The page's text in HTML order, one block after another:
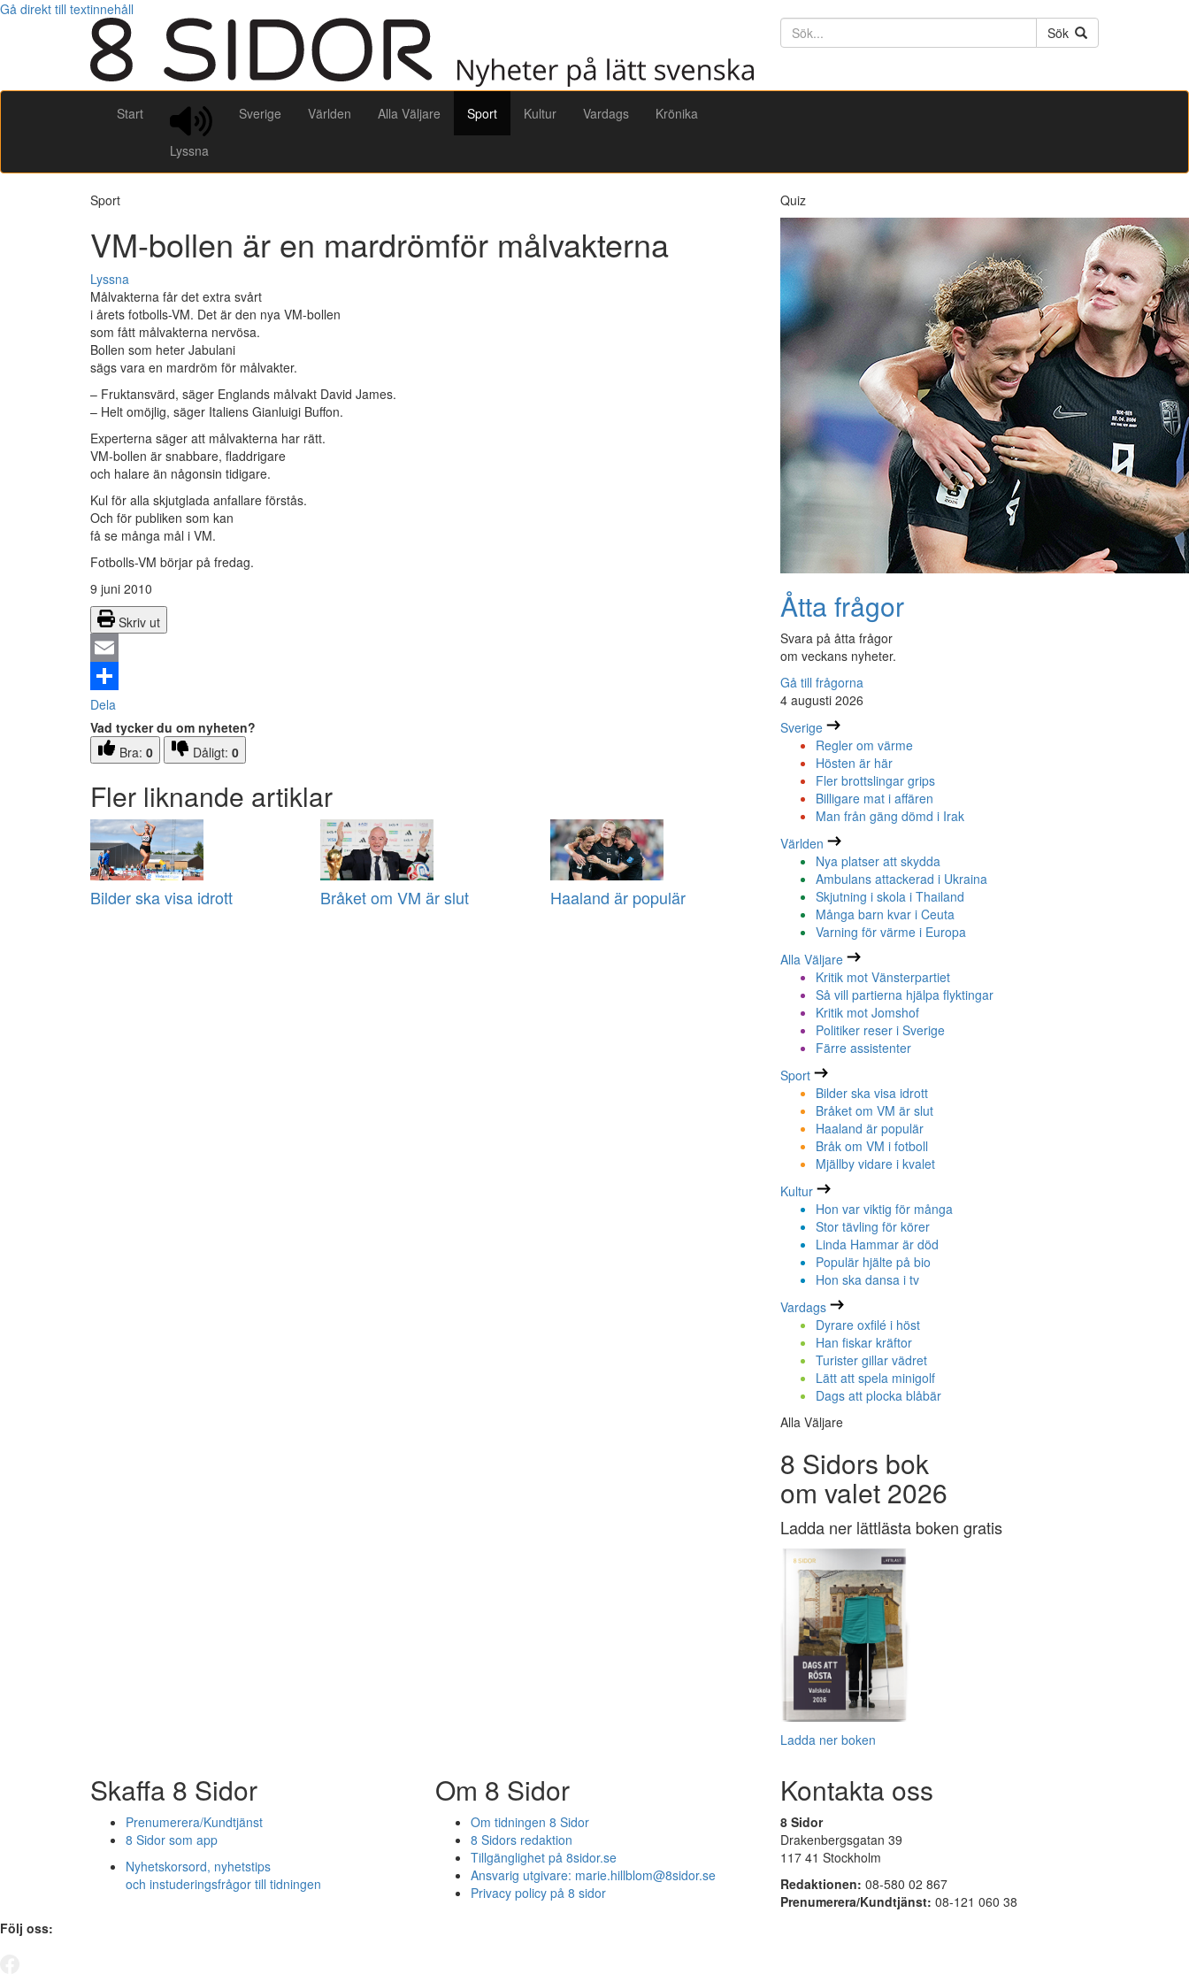
Gå direkt till textinnehåll
Söktext
Sök
Start
Lyssna
Sverige Världen Alla Väljare Sport Kultur Vardags Krönika
Sport
VM-bollen är en mardrömför målvakterna
Lyssna
Målvakterna får det extra svårt
i årets fotbolls-VM. Det är den nya VM-bollen
som fått målvakterna nervösa.
Bollen som heter Jabulani
sägs vara en mardröm för målvakter.
– Fruktansvärd, säger Englands målvakt David James.
– Helt omöjlig, säger Italiens Gianluigi Buffon.
Experterna säger att målvakterna har rätt.
VM-bollen är snabbare, fladdrigare
och halare än någonsin tidigare.
Kul för alla skjutglada anfallare förstås.
Och för publiken som kan
få se många mål i VM.
Fotbolls-VM börjar på fredag.
9 juni 2010
Skriv ut
Email
Dela
Vad tycker du om nyheten?
Bra: 0 Dåligt: 0
Fler liknande artiklar
Bilder ska visa idrott Bråket om VM är slut Haaland är populär
Quiz
Åtta frågor
Svara på åtta frågor
om veckans nyheter.
Gå till frågorna
4 augusti 2026
Sverige
Regler om värme
Hösten är här
Fler brottslingar grips
Billigare mat i affären
Man från gäng dömd i Irak
Världen
Nya platser att skydda
Ambulans attackerad i Ukraina
Skjutning i skola i Thailand
Många barn kvar i Ceuta
Varning för värme i Europa
Alla Väljare
Kritik mot Vänsterpartiet
Så vill partierna hjälpa flyktingar
Kritik mot Jomshof
Politiker reser i Sverige
Färre assistenter
Sport
Bilder ska visa idrott
Bråket om VM är slut
Haaland är populär
Bråk om VM i fotboll
Mjällby vidare i kvalet
Kultur
Hon var viktig för många
Stor tävling för körer
Linda Hammar är död
Populär hjälte på bio
Hon ska dansa i tv
Vardags
Dyrare oxfilé i höst
Han fiskar kräftor
Turister gillar vädret
Lätt att spela minigolf
Dags att plocka blåbär
Alla Väljare
8 Sidors bok
om valet 2026
Ladda ner lättlästa boken gratis
Ladda ner boken
Skaffa 8 Sidor
Prenumerera/Kundtjänst
8 Sidor som app
Nyhetskorsord, nyhetstips
och instuderingsfrågor till tidningen
Om 8 Sidor
Om tidningen 8 Sidor
8 Sidors redaktion
Tillgänglighet på 8sidor.se
Ansvarig utgivare: marie.hillblom@8sidor.se
Privacy policy på 8 sidor
Kontakta oss
8 Sidor
Drakenbergsgatan 39
117 41 Stockholm
Redaktionen: 08-580 02 867
Prenumerera/Kundtjänst: 08-121 060 38
Följ oss: